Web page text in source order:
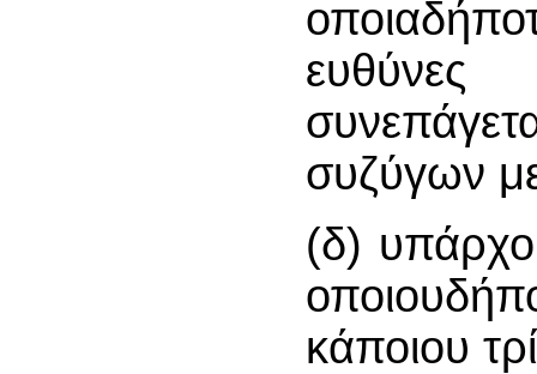
συζύγων
(δ)
κάποιου